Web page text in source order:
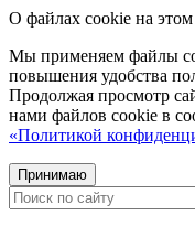
О файлах cookie на этом
Мы применяем файлы
повышения удобства
Продолжая просмотр
нами файлов cookie в
«Политикой
Принимаю